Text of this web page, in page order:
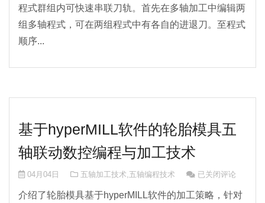
程式群组内可快速串联刀轨。首先在多轴加工中编辑两
组多轴程式，可在两组程式中有各自的进退刀。至程式
顺序...
基于hyperMILL软件的轮胎模具五
轴联动数控编程与加工技术
04月04日 五轴加工技术,五轴编程技术 基于hyperMILL软
已关闭评论
介绍了轮胎模具基于hyperMILL软件的加工策略，针对